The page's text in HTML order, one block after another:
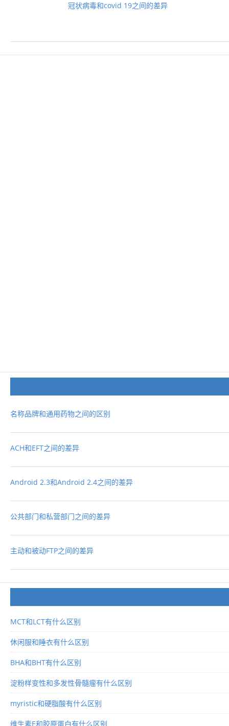
冠状病毒和covid 19之间的差异
名称品牌和通用药物之间的区别
ACH和EFT之间的差异
Android 2.3和Android 2.4之间的差异
公共部门和私营部门之间的差异
主动和被动FTP之间的差异
MCT和LCT有什么区别
休闲服和睡衣有什么区别
BHA和BHT有什么区别
淀粉样变性和多发性骨髓瘤有什么区别
myristic和硬脂酸有什么区别
维生素E和胶原蛋白有什么区别